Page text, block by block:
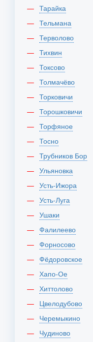
Тарайка
Тельмана
Терволово
Тихвин
Токсово
Толмачёво
Торковичи
Торошковичи
Торфяное
Тосно
Трубников Бор
Ульяновка
Усть-Ижора
Усть-Луга
Ушаки
Фалилеево
Форносово
Фёдоровское
Хапо-Ое
Хиттолово
Цвелодубово
Черемыкино
Чудиново